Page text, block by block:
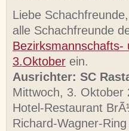
Liebe
alle Schachfreunde
Bezirksmannschafts-
3.Oktober ein.
Ausrichter: SC
Mittwoch, 3. Oktober
Hotel-Restaurant
Richard-Wagner-Ring